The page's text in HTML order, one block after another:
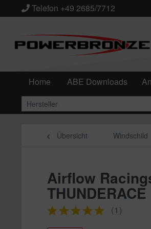
Telefon +49 2685/7712
Home ABE Downloads
Übersicht Windschild
Airflow
THUNDERACE
(1 )